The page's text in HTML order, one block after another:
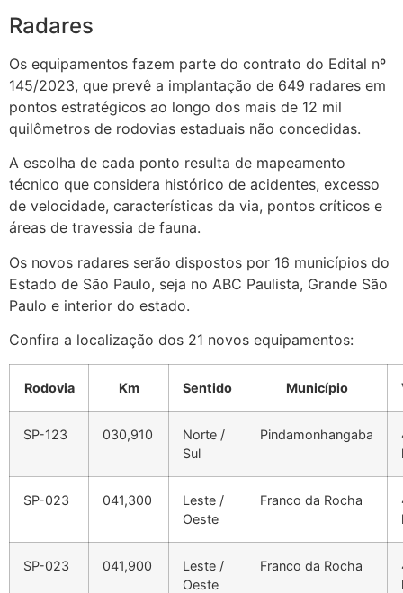
Radares
Os equipamentos fazem parte do contrato do Edital nº
145/2023, que prevê a implantação de 649 radares em
pontos estratégicos ao longo dos mais de 12 mil
quilômetros de rodovias estaduais não concedidas.
A escolha de cada ponto resulta de mapeamento
técnico que considera histórico de acidentes, excesso
de velocidade, características da via, pontos críticos e
áreas de travessia de fauna.
Os novos radares serão dispostos por 16 municípios do
Estado de São Paulo, seja no ABC Paulista, Grande São
Paulo e interior do estado.
Confira a localização dos 21 novos equipamentos:
Rodovia Km Sentido Município
SP-123 030,910
Norte /
Sul
Pindamonhangaba
SP-023 041,300
Leste /
Oeste
Franco da Rocha
SP-023 041,900
Leste /
Oeste
Franco da Rocha